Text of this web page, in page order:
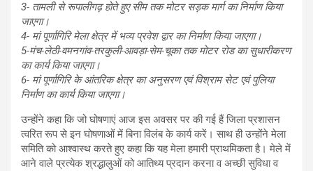
3- तामली से रूपालीगढ़ होते हुए सीम तक मोटर सड़क मार्ग का निर्माण किया
जाएगा।
4- मां पूर्णागिरि मेला क्षेत्र में भव्य प्रवेश द्वार का निर्माण किया जाएगा।
5-मंच-लेठी-वमनगांव-तरकुली-आवड़ा-सेम-चूका तक मोटर रोड का सुधारीकरण
का कार्य किया जाएगा।
6- मां पूर्णागिरि के आंतरिक क्षेत्र का अनुसरण एवं विश्राम सेट एवं पुलिया
निर्माण का कार्य किया जाएगा।
उन्होंने कहा कि जो घोषणाएं आज इस अवसर पर की गई हैं जिला प्रशासन
त्वरित रूप से इन घोषणाओं में बिना विलंब के कार्य करें। साथ ही उन्होंने मेला
समिति को आश्वास्थ करते हुए कहा कि यह मेला हमारी प्राथमिकता है। मेले में
आने वाले प्रत्येक श्रद्धालुओं को आतिथ्य प्रदान करना व अच्छी सुविधा व